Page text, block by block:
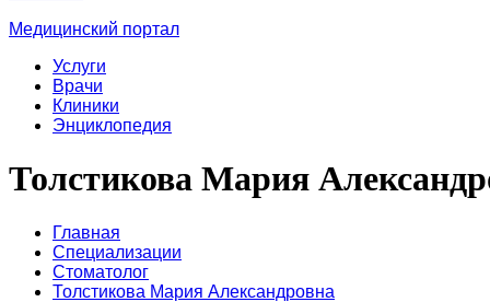
Медицинский портал
Услуги
Врачи
Клиники
Энциклопедия
Толстикова Мария
Главная
Специализации
Стоматолог
Толстикова Мария Александровна